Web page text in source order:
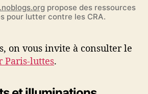
propose des ressources
pour lutter contre les CRA.
on vous invite à consulter le
Paris-luttes.